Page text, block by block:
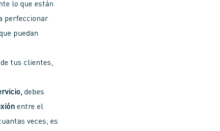
lo que están
perfeccionar
puedan
de tus clientes,
debes
entre el
veces, es